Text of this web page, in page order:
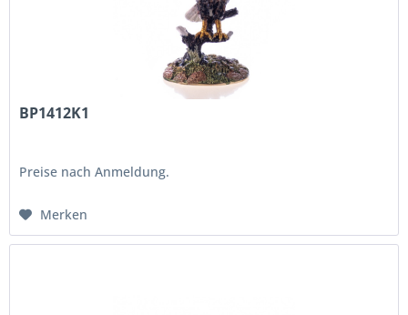
BP1412K1
Preise nach Anmeldung.
Merken